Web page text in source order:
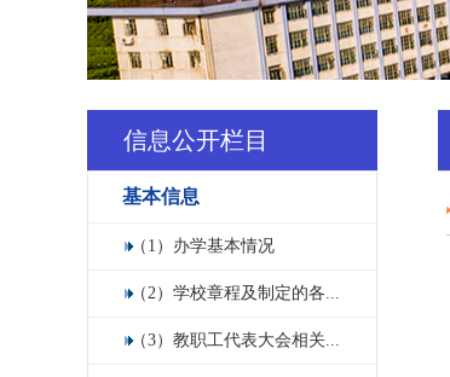
信息公开栏目
基本信息
（1）办学基本情况
（2）学校章程及制定的各...
（3）教职工代表大会相关...